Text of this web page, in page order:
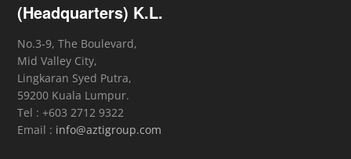
(Headquarters) K.L.
No.3-9, The Boulevard,
Mid Valley City,
Lingkaran Syed Putra,
59200 Kuala Lumpur.
Tel : +603 2712 9322
Email : info@aztigroup.com